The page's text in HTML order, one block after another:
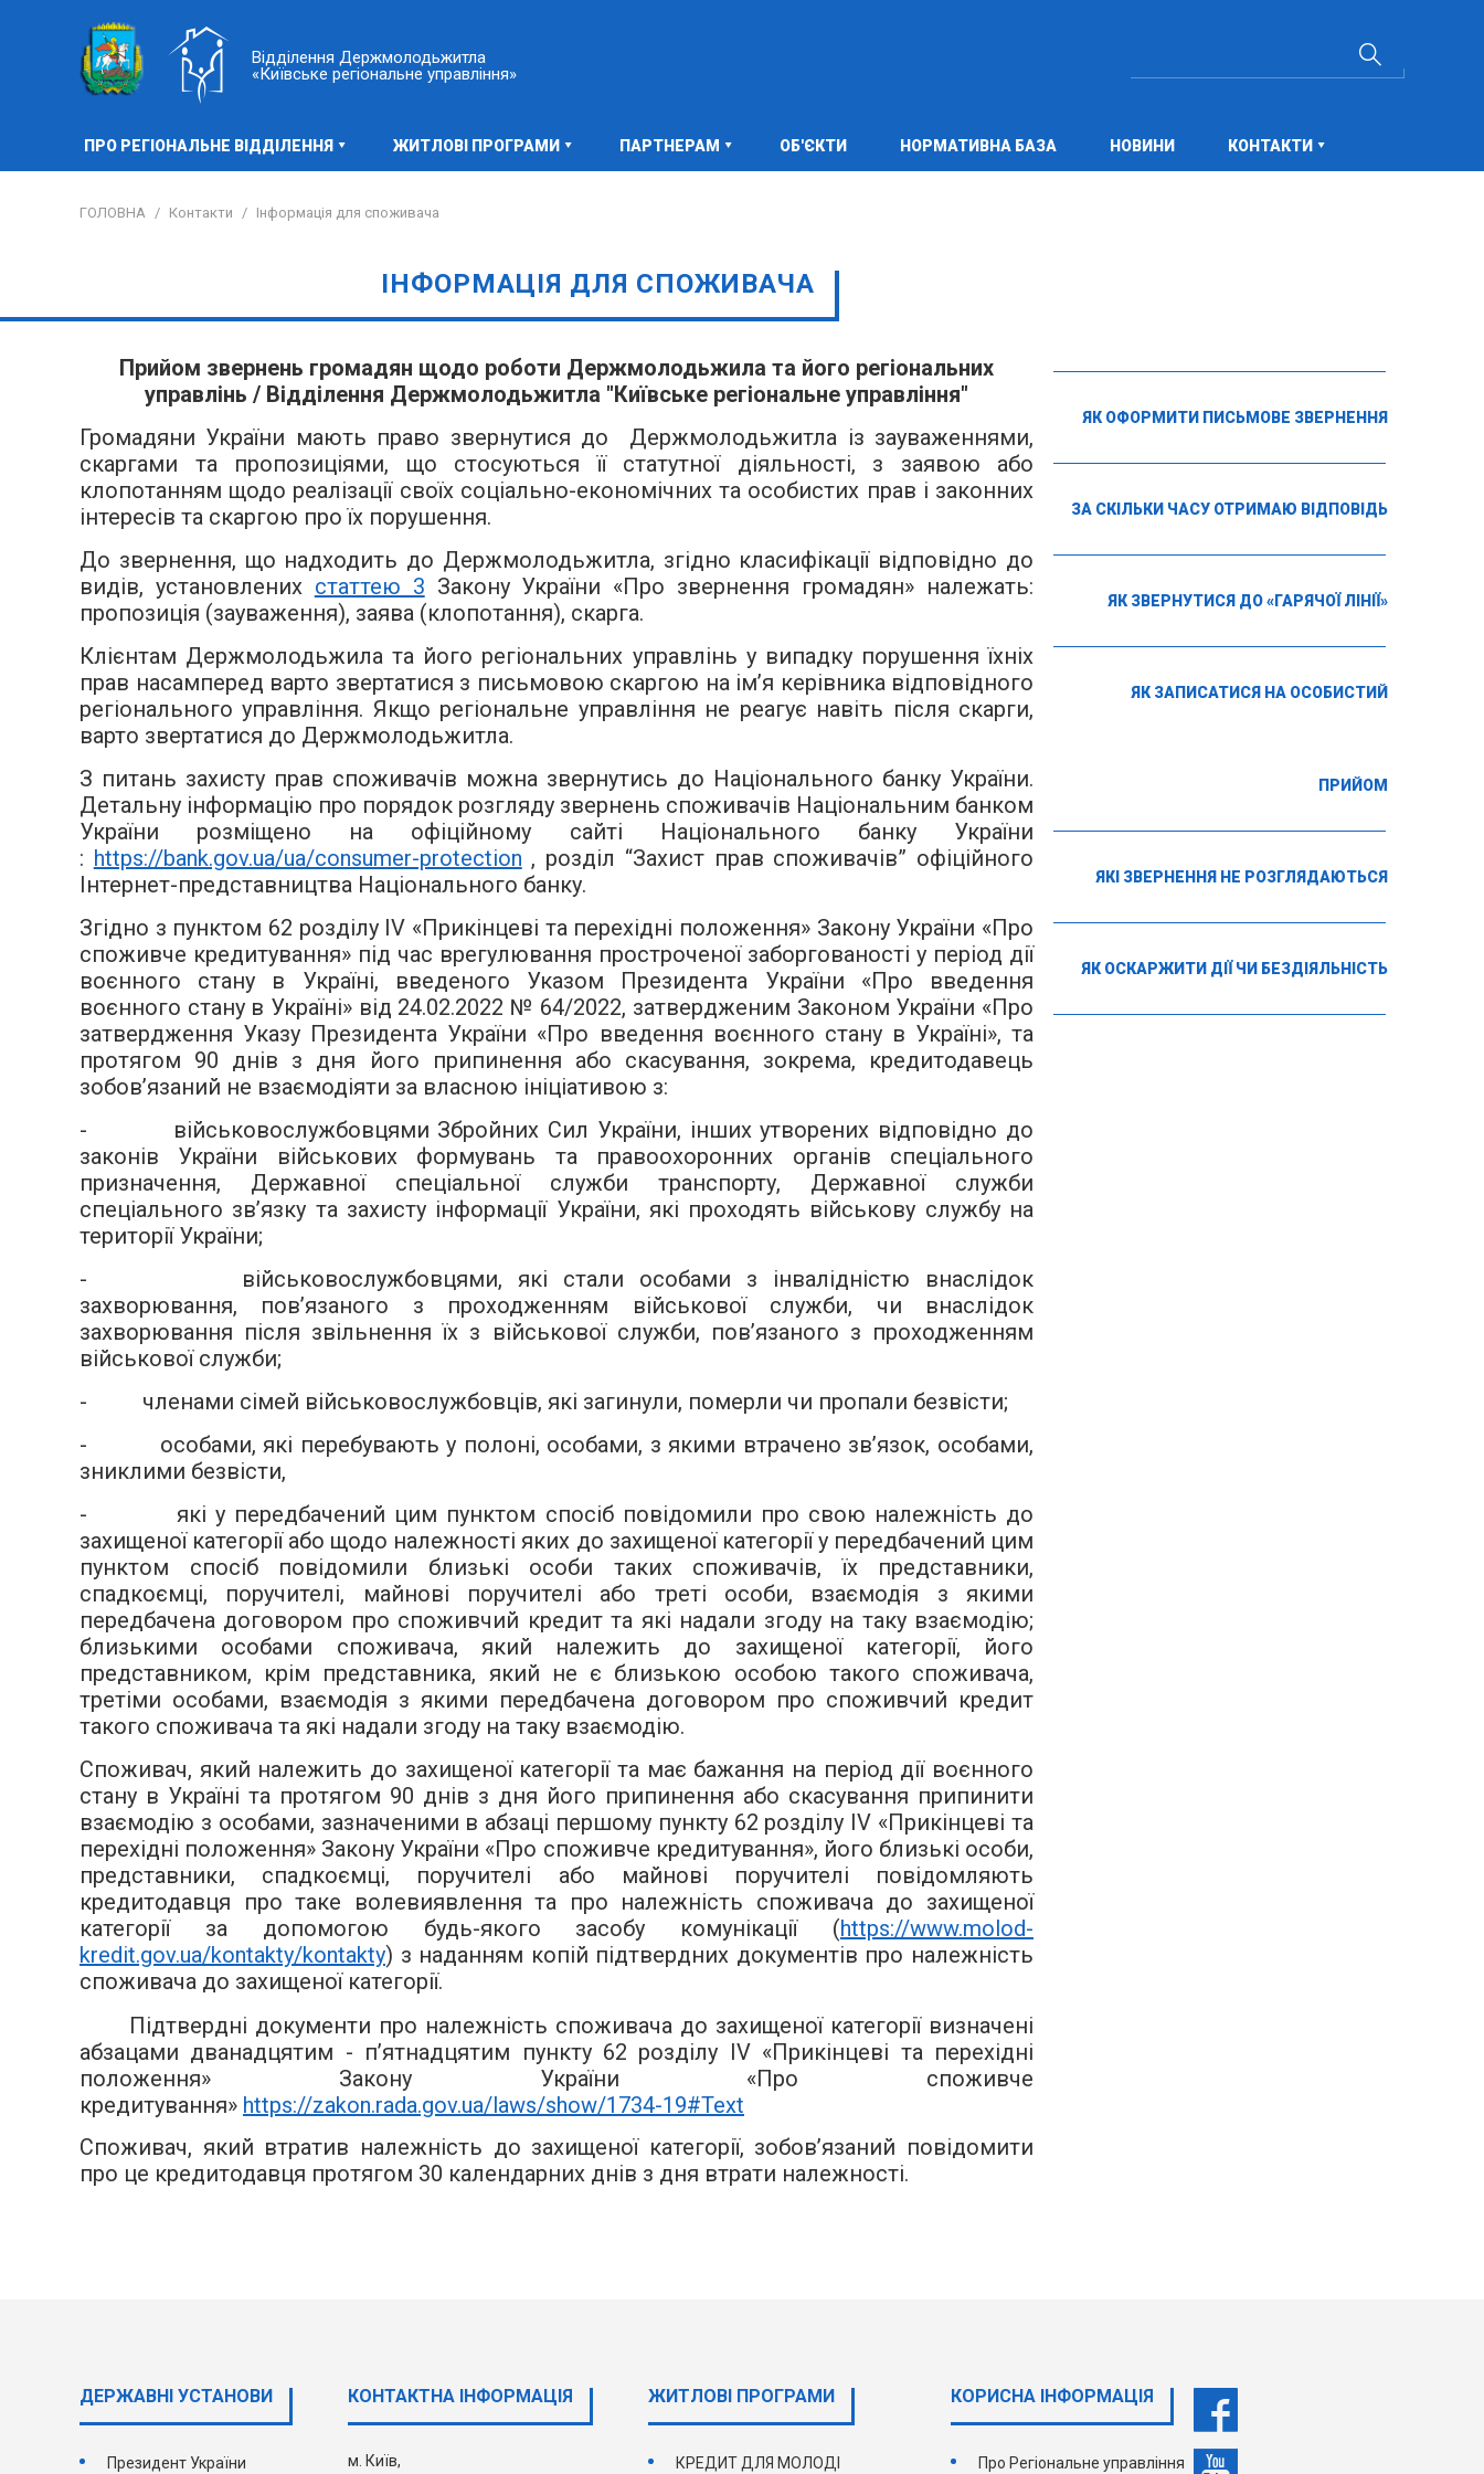
Відділення Держмолодьжитла
«Київське регіональне управління»
ПРО РЕГІОНАЛЬНЕ ВІДДІЛЕННЯ ЖИТЛОВІ ПРОГРАМИ ПАРТНЕРАМ ОБ'ЄКТИ НОРМАТИВНА БАЗА НОВИНИ КОНТАКТИ
ГОЛОВНА / Контакти / Інформація для споживача
ІНФОРМАЦІЯ ДЛЯ СПОЖИВАЧА
ЯК ОФОРМИТИ ПИСЬМОВЕ ЗВЕРНЕННЯ
ЗА СКІЛЬКИ ЧАСУ ОТРИМАЮ ВІДПОВІДЬ
ЯК ЗВЕРНУТИСЯ ДО «ГАРЯЧОЇ ЛІНІЇ»
ЯК ЗАПИСАТИСЯ НА ОСОБИСТИЙ
ПРИЙОМ
ЯКІ ЗВЕРНЕННЯ НЕ РОЗГЛЯДАЮТЬСЯ
ЯК ОСКАРЖИТИ ДІЇ ЧИ БЕЗДІЯЛЬНІСТЬ
Прийом звернень громадян щодо роботи Держмолодьжила та його регіональних
управлінь / Відділення Держмолодьжитла "Київське регіональне управління"
Громадяни України мають право звернутися до Держмолодьжитла із зауваженнями,
скаргами та пропозиціями, що стосуються її статутної діяльності, з заявою або
клопотанням щодо реалізації своїх соціально-економічних та особистих прав і законних
інтересів та скаргою про їх порушення.
До звернення, що надходить до Держмолодьжитла, згідно класифікації відповідно до
видів, установлених статтею 3 Закону України «Про звернення громадян» належать:
пропозиція (зауваження), заява (клопотання), скарга.
Клієнтам Держмолодьжила та його регіональних управлінь у випадку порушення їхніх
прав насамперед варто звертатися з письмовою скаргою на ім’я керівника відповідного
регіонального управління. Якщо регіональне управління не реагує навіть після скарги,
варто звертатися до Держмолодьжитла.
З питань захисту прав споживачів можна звернутись до Національного банку України.
Детальну інформацію про порядок розгляду звернень споживачів Національним банком
України розміщено на офіційному сайті Національного банку України
: https://bank.gov.ua/ua/consumer-protection , розділ “Захист прав споживачів” офіційного
Інтернет-представництва Національного банку.
Згідно з пунктом 62 розділу IV «Прикінцеві та перехідні положення» Закону України «Про
споживче кредитування» під час врегулювання простроченої заборгованості у період дії
воєнного стану в Україні, введеного Указом Президента України «Про введення
воєнного стану в Україні» від 24.02.2022 № 64/2022, затвердженим Законом України «Про
затвердження Указу Президента України «Про введення воєнного стану в Україні», та
протягом 90 днів з дня його припинення або скасування, зокрема, кредитодавець
зобов’язаний не взаємодіяти за власною ініціативою з:
- військовослужбовцями Збройних Сил України, інших утворених відповідно до
законів України військових формувань та правоохоронних органів спеціального
призначення, Державної спеціальної служби транспорту, Державної служби
спеціального зв’язку та захисту інформації України, які проходять військову службу на
території України;
- військовослужбовцями, які стали особами з інвалідністю внаслідок
захворювання, пов’язаного з проходженням військової служби, чи внаслідок
захворювання після звільнення їх з військової служби, пов’язаного з проходженням
військової служби;
- членами сімей військовослужбовців, які загинули, померли чи пропали безвісти;
- особами, які перебувають у полоні, особами, з якими втрачено зв’язок, особами,
зниклими безвісти,
- які у передбачений цим пунктом спосіб повідомили про свою належність до
захищеної категорії або щодо належності яких до захищеної категорії у передбачений цим
пунктом спосіб повідомили близькі особи таких споживачів, їх представники,
спадкоємці, поручителі, майнові поручителі або треті особи, взаємодія з якими
передбачена договором про споживчий кредит та які надали згоду на таку взаємодію;
близькими особами споживача, який належить до захищеної категорії, його
представником, крім представника, який не є близькою особою такого споживача,
третіми особами, взаємодія з якими передбачена договором про споживчий кредит
такого споживача та які надали згоду на таку взаємодію.
Споживач, який належить до захищеної категорії та має бажання на період дії воєнного
стану в Україні та протягом 90 днів з дня його припинення або скасування припинити
взаємодію з особами, зазначеними в абзаці першому пункту 62 розділу IV «Прикінцеві та
перехідні положення» Закону України «Про споживче кредитування», його близькі особи,
представники, спадкоємці, поручителі або майнові поручителі повідомляють
кредитодавця про таке волевиявлення та про належність споживача до захищеної
категорії за допомогою будь-якого засобу комунікації (https://www.molod-
kredit.gov.ua/kontakty/kontakty) з наданням копій підтвердних документів про належність
споживача до захищеної категорії.
Підтвердні документи про належність споживача до захищеної категорії визначені
абзацами дванадцятим - п’ятнадцятим пункту 62 розділу IV «Прикінцеві та перехідні
положення» Закону України «Про споживче
кредитування» https://zakon.rada.gov.ua/laws/show/1734-19#Text
Споживач, який втратив належність до захищеної категорії, зобов’язаний повідомити
про це кредитодавця протягом 30 календарних днів з дня втрати належності.
ДЕРЖАВНI УСТАНОВИ
Президент України
КОНТАКТНА ІНФОРМАЦІЯ
м. Київ,
ЖИТЛОВІ ПРОГРАМИ
КРЕДИТ ДЛЯ МОЛОДІ
КОРИСНА ІНФОРМАЦІЯ
Про Регіональне управління